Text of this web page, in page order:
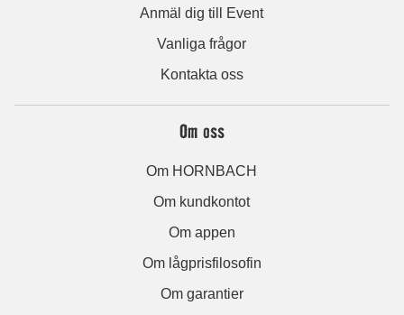
Anmäl dig till Event
Vanliga frågor
Kontakta oss
Om oss
Om HORNBACH
Om kundkontot
Om appen
Om lågprisfilosofin
Om garantier